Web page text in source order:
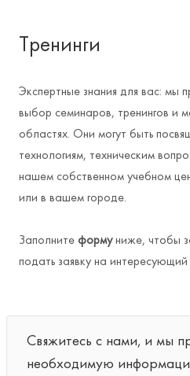
Тренинги
Экспертные знания для вас: мы
выбор семинаров, тренингов и
областях. Они могут быть
технологиям, техническим
нашем собственном учебном
или в вашем городе.
Заполните формуниже, чтобы
подать заявку на интересующий
Свяжитесь с нами, и мы
необходимую